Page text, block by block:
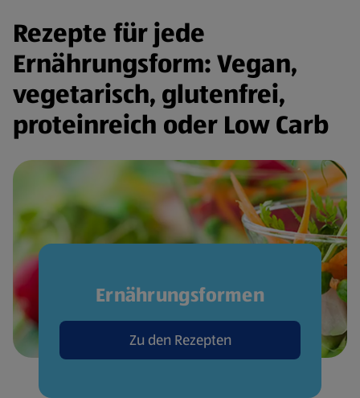
Rezepte für jede
Ernährungsform: Vegan,
vegetarisch, glutenfrei,
proteinreich oder Low Carb
Ernährungsformen
Zu den Rezepten